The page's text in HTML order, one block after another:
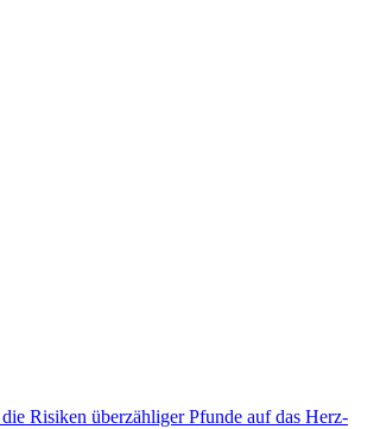
Risiken überzähliger Pfunde auf das Herz-